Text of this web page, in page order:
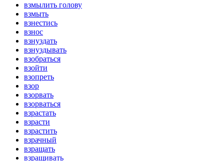
взмылить голову
взмыть
взнестись
взнос
взнуздать
взнуздывать
взобраться
взойти
взопреть
взор
взорвать
взорваться
взрастать
взрасти
взрастить
взрачный
взращать
взращивать